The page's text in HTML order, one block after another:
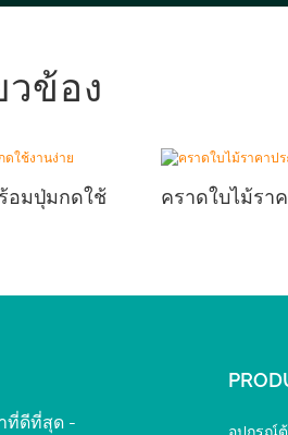
ข้อง
อมปุ่มกดใช้
คราดใบไม้รา
ที่ดีที่สุด -